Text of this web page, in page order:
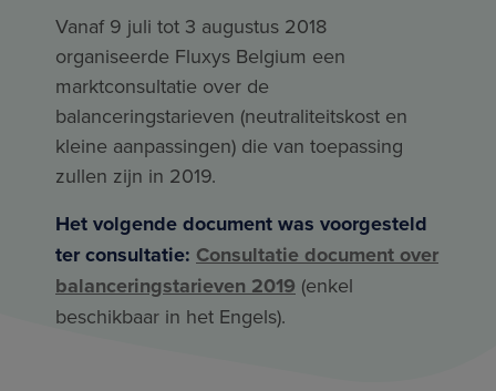
Vanaf 9 juli tot 3 augustus 2018
organiseerde Fluxys Belgium een
marktconsultatie over de
balanceringstarieven (neutraliteitskost en
kleine aanpassingen) die van toepassing
zullen zijn in 2019.
Het volgende document was voorgesteld
ter consultatie: Consultatie document over
balanceringstarieven 2019 (enkel
beschikbaar in het Engels).